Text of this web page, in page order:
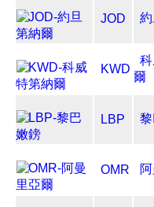
JOD
KWD
爾
LBP
OMR